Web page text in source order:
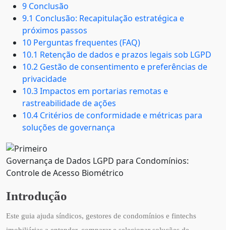
9 Conclusão
9.1 Conclusão: Recapitulação estratégica e
próximos passos
10 Perguntas frequentes (FAQ)
10.1 Retenção de dados e prazos legais sob LGPD
10.2 Gestão de consentimento e preferências de
privacidade
10.3 Impactos em portarias remotas e
rastreabilidade de ações
10.4 Critérios de conformidade e métricas para
soluções de governança
Governança de Dados LGPD para Condomínios:
Controle de Acesso Biométrico
Introdução
Este guia ajuda síndicos, gestores de condomínios e fintechs